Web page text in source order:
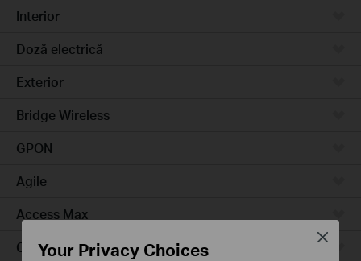
Interior
Doză electrică
Exterior
Bridge Wireless
GPON
Agile
Access Max
Campus
Your Privacy Choices
Close